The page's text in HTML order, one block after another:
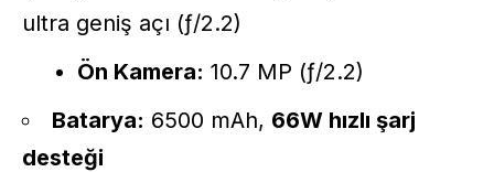
ultra geniş açı (ƒ/2.2)
Ön Kamera: 10.7 MP (ƒ/2.2)
Batarya: 6500 mAh, 66W hızlı şarj
desteği